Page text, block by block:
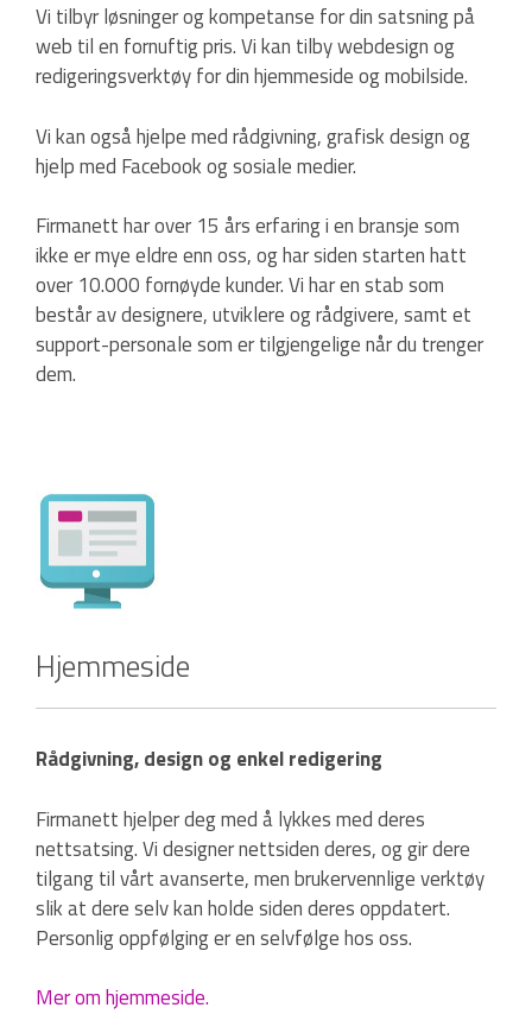
Vi tilbyr løsninger og kompetanse for din satsning på
web til en fornuftig pris. Vi kan tilby webdesign og
redigeringsverktøy for din hjemmeside og mobilside.
Vi kan også hjelpe med rådgivning, grafisk design og
hjelp med Facebook og sosiale medier.
Firmanett har over 15 års erfaring i en bransje som
ikke er mye eldre enn oss, og har siden starten hatt
over 10.000 fornøyde kunder. Vi har en stab som
består av designere, utviklere og rådgivere, samt et
support-personale som er tilgjengelige når du trenger
dem.
Hjemmeside
Rådgivning, design og enkel redigering
Firmanett hjelper deg med å lykkes med deres
nettsatsing. Vi designer nettsiden deres, og gir dere
tilgang til vårt avanserte, men brukervennlige verktøy
slik at dere selv kan holde siden deres oppdatert.
Personlig oppfølging er en selvfølge hos oss.
Mer om hjemmeside.